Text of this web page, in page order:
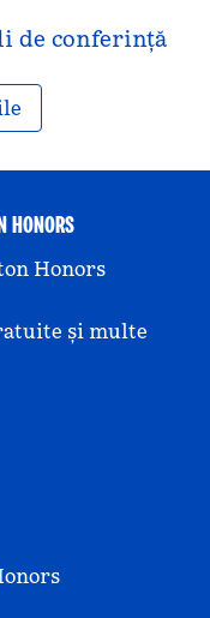
de conferință
HONORS
Honors
și multe